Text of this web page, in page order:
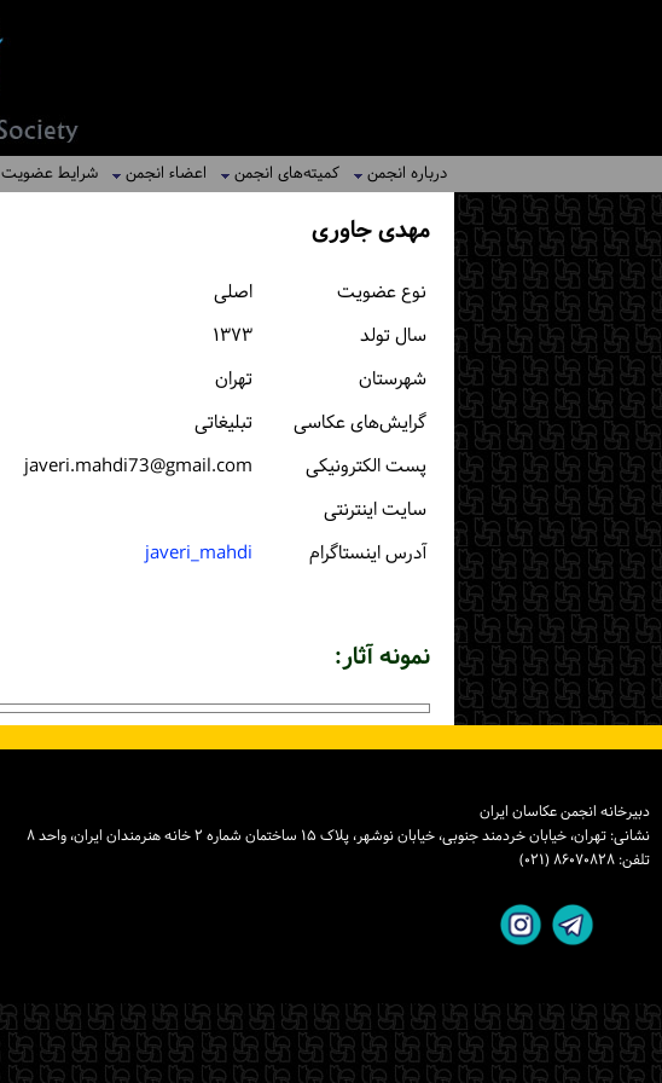
درباره انجمن کمیته‌های انجمن اعضاء انجمن شرایط عضویت
مهدی جاوری
نوع عضویت
اصلی
سال تولد
۱۳۷۳
شهرستان
تهران
گرایش‌های عکاسی
تبلیغاتی
پست الكترونیكی
javeri.mahdi73@gmail.com
سایت اینترنتی
آدرس اینستاگرام
javeri_mahdi
نمونه آثار:
دبیرخانه انجمن عکاسان ایران
نشانی: تهران، خیابان خردمند جنوبی، خیابان نوشهر، پلاک ۱۵ ساختمان شماره ۲ خانه هنرمندان ایران، واحد ۸
تلفن: ۸۶۰۷۰۸۲۸ (۰۲۱)